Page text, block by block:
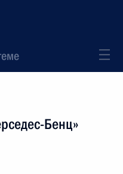
Бенц»